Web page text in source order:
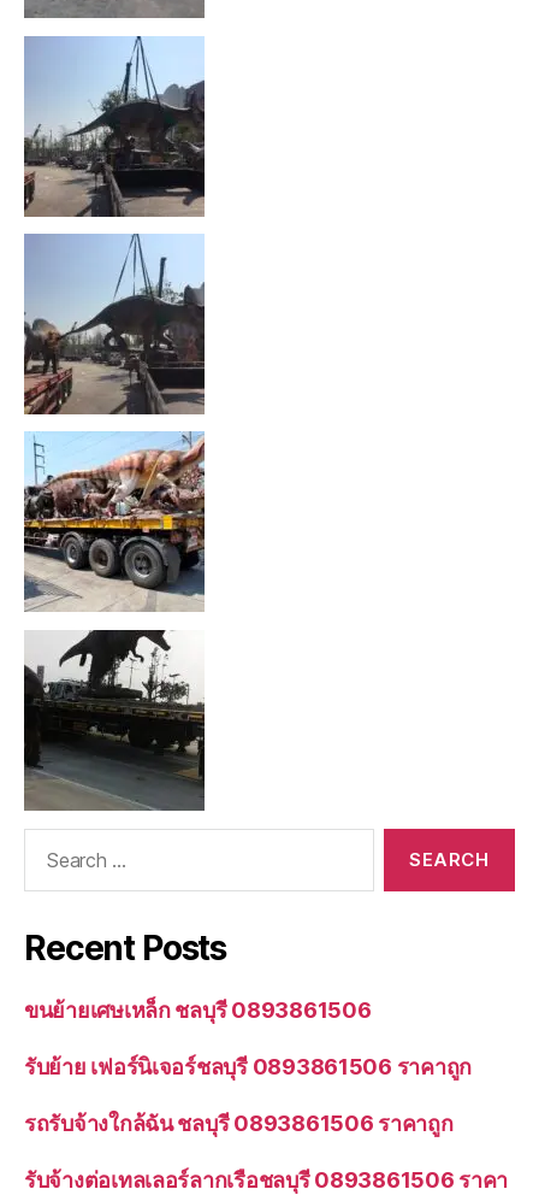
Recent Posts
ขนย้ายเศษเหล็ก ชลบุรี 0893861506
รับย้าย เฟอร์นิเจอร์ชลบุรี 0893861506 ราคาถูก
รถรับจ้างใกล้ฉัน ชลบุรี 0893861506 ราคาถูก
รับจ้างต่อเทลเลอร์ลากเรือชลบุรี 0893861506 ราคา